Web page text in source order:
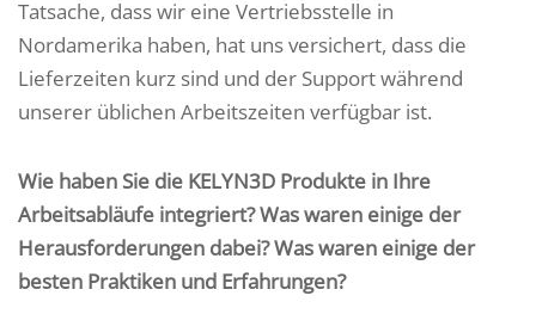
Tatsache, dass wir eine Vertriebsstelle in
Nordamerika haben, hat uns versichert, dass die
Lieferzeiten kurz sind und der Support während
unserer üblichen Arbeitszeiten verfügbar ist.
Wie haben Sie die KELYN3D Produkte in Ihre
Arbeitsabläufe integriert? Was waren einige der
Herausforderungen dabei? Was waren einige der
besten Praktiken und Erfahrungen?